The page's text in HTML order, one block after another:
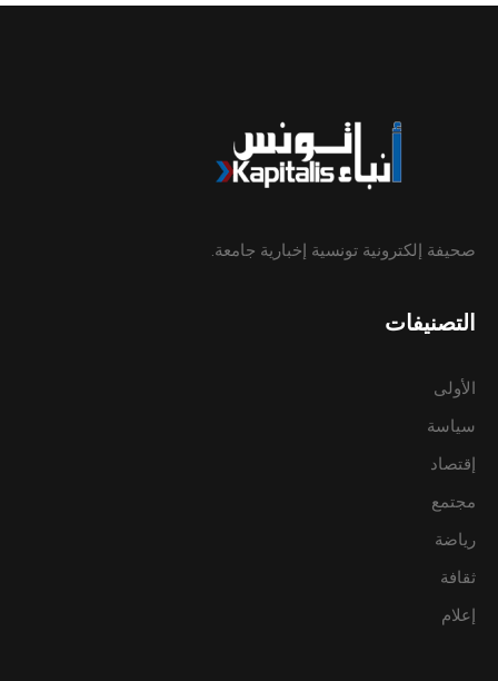
صحيفة إلكترونية تونسية إخبارية جامعة.
التصنيفات
الأولى
سياسة
إقتصاد
مجتمع
رياضة
ثقافة
إعلام